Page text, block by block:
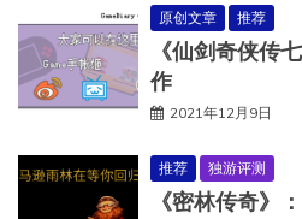
原创文章 推荐
《仙剑奇侠传
作
2021年12月9日
推荐 独游评测
《密林传奇》